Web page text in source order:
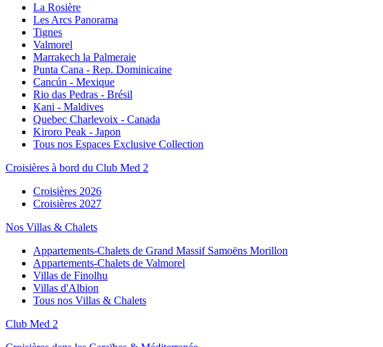
La Rosière
Les Arcs Panorama
Tignes
Valmorel
Marrakech la Palmeraie
Punta Cana - Rep. Dominicaine
Cancún - Mexique
Rio das Pedras - Brésil
Kani - Maldives
Quebec Charlevoix - Canada
Kiroro Peak - Japon
Tous nos Espaces Exclusive Collection
Croisières à bord du Club Med 2
Croisières 2026
Croisières 2027
Nos Villas & Chalets
Appartements-Chalets de Grand Massif Samoëns Morillon
Appartements-Chalets de Valmorel
Villas de Finolhu
Villas d'Albion
Tous nos Villas & Chalets
Club Med 2